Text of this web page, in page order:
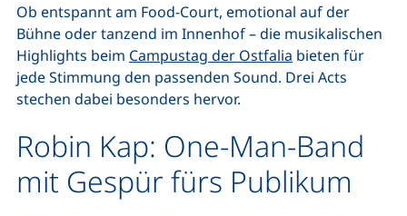
Ob entspannt am Food-Court, emotional auf der
Bühne oder tanzend im Innenhof – die musikalischen
Highlights beim Campustag der Ostfalia bieten für
jede Stimmung den passenden Sound. Drei Acts
stechen dabei besonders hervor.
Robin Kap: One-Man-Band
mit Gespür fürs Publikum